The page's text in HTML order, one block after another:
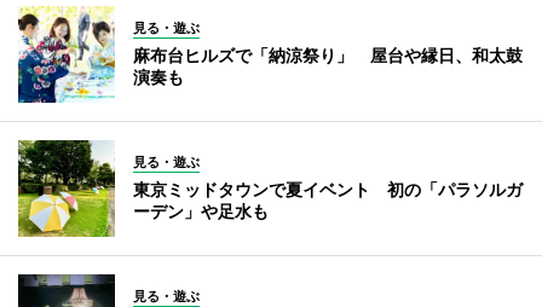
見る・遊ぶ
麻布台ヒルズで「納涼祭り」 屋台や縁日、和太鼓
演奏も
見る・遊ぶ
東京ミッドタウンで夏イベント 初の「パラソルガ
ーデン」や足水も
見る・遊ぶ